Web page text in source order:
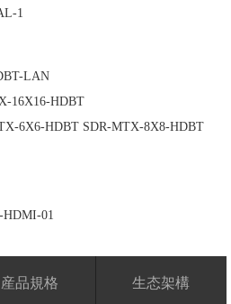
1
LAN
16X16-HDBT
6X6-HDBT SDR-MTX-8X8-HDBT
HDMI-01
産品規格 生态架構